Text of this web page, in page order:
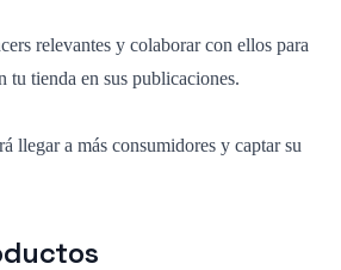
relevantes y colaborar con ellos para
tu tienda en sus publicaciones.
llegar a más consumidores y captar su